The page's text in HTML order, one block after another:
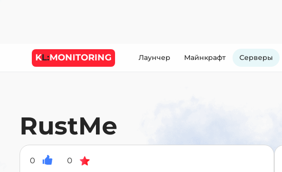
KL:MONITORING Лаунчер Майнкрафт Cерверы
RustMe
0 0